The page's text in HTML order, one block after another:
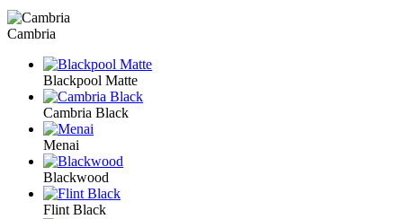
Cambria
Blackpool Matte
Cambria Black
Menai
Blackwood
Flint Black